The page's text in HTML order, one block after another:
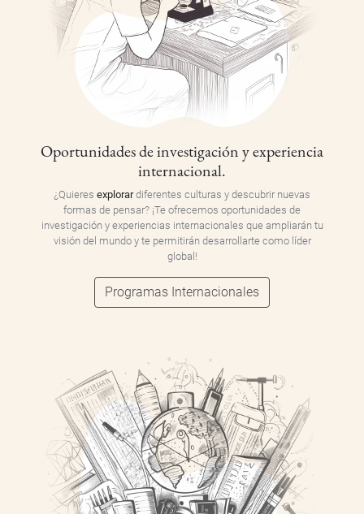
Oportunidades de investigación y experiencia
internacional.
¿Quieres explorardiferentes culturas y descubrir nuevas
formas de pensar? ¡Te ofrecemos oportunidades de
investigación y experiencias internacionales que ampliarán tu
visión del mundo y te permitirán desarrollarte como líder
global!
Programas Internacionales